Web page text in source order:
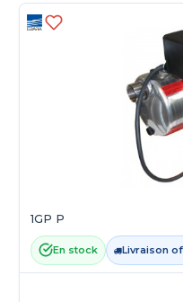
1GP P
En stock Livraison